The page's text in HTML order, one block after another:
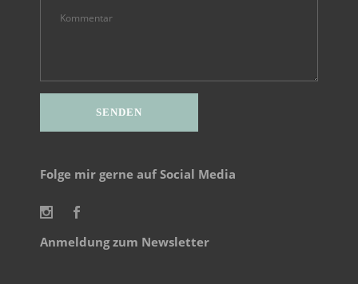
Folge mir gerne auf Social Media
Anmeldung zum Newsletter